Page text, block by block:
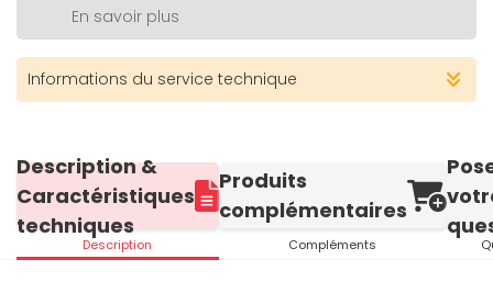
En savoir plus
Informations du service technique
Description &
Caractéristiques
techniques
Description
Produits
complémentaires
Compléments